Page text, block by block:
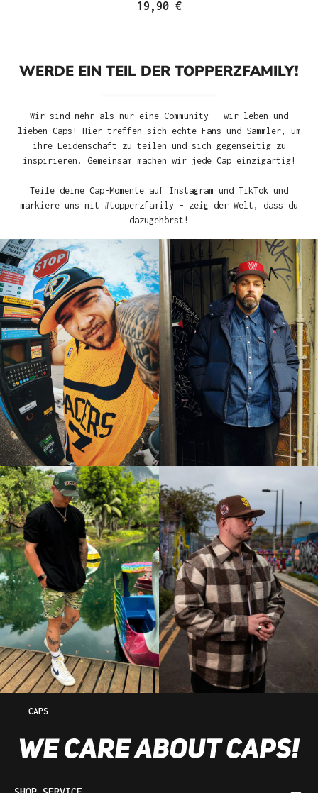
19,90 €
WERDE EIN TEIL DER TOPPERZFAMILY!
Wir sind mehr als nur eine Community – wir leben und
lieben Caps! Hier treffen sich echte Fans und Sammler, um
ihre Leidenschaft zu teilen und sich gegenseitig zu
inspirieren. Gemeinsam machen wir jede Cap einzigartig!
Teile deine Cap-Momente auf Instagram und TikTok und
markiere uns mit #topperzfamily – zeig der Welt, dass du
dazugehörst!
CAPS